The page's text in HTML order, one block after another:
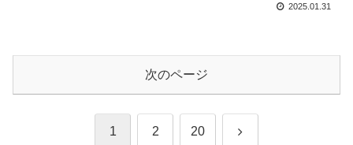
2025.01.31
次のページ
1 2 20 次